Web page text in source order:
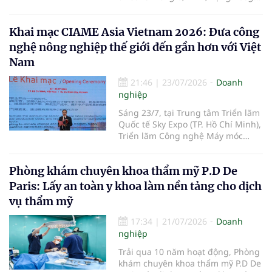
Anh hùng Lao động, Tổng Giám
đốc Vinamilk - được trao tặng Huân
chương Độc lập hạng Ba vì những
công tác, góp phần vào sự nghiệp
xây dựng chủ nghĩa xã hội và bảo
vệ Tổ quốc.
đặt trước tại Việt Nam với giá từ
31,99 triệu đồng.
Khai mạc CIAME Asia Vietnam 2026: Đưa công
nghệ nông nghiệp thế giới đến gần hơn với Việt
Nam
21:46 | 23/07/2026
Doanh
nghiệp
Sáng 23/7, tại Trung tâm Triển lãm
Quốc tế Sky Expo (TP. Hồ Chí Minh),
Triển lãm Công nghệ Máy móc
chính thức khai mạc, mở đầu cho
chuỗi hoạt động kết nối công
nghệ, xúc tiến thương mại và hợp
hóa nông nghiệp giữa Việt Nam
với các quốc gia trong khu vực và
trên thế giới.
Phòng khám chuyên khoa thẩm mỹ P.D De
Paris: Lấy an toàn y khoa làm nền tảng cho dịch
vụ thẩm mỹ
17:34 | 21/07/2026
Doanh
nghiệp
Trải qua 10 năm hoạt động, Phòng
khám chuyên khoa thẩm mỹ P.D De